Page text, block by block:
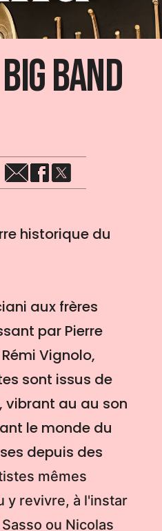
Band
historique du
aux frères
par Pierre
Vignolo,
sont issus de
vibrant au au son
le monde du
depuis des
mêmes
y revivre, à l'instar
ou Nicolas